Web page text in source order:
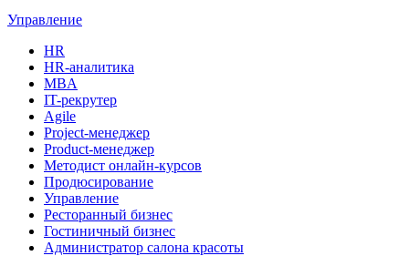
Управление
HR
HR-аналитика
MBA
IT-рекрутер
Agile
Project-менеджер
Product-менеджер
Методист онлайн-курсов
Продюсирование
Управление
Ресторанный бизнес
Гостиничный бизнес
Администратор салона красоты